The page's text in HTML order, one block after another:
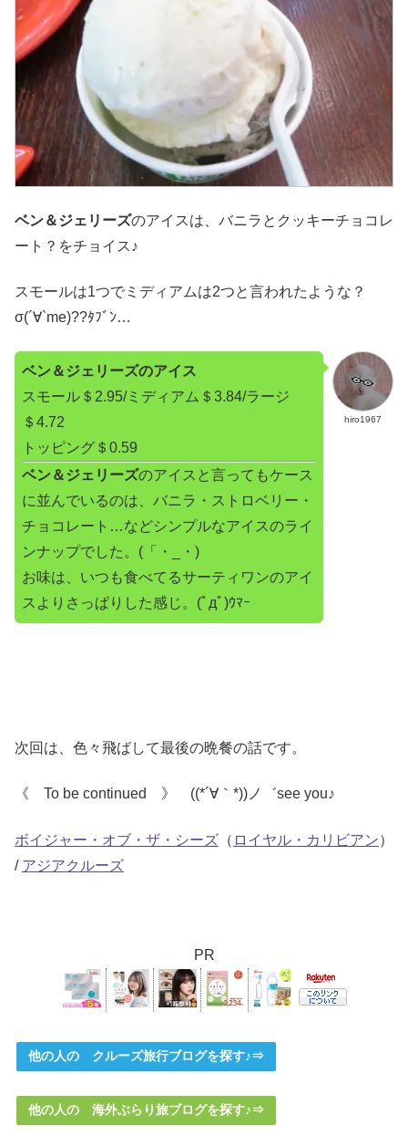
ベン＆ジェリーズのアイスは、バニラとクッキーチョコレ
ート？をチョイス♪
スモールは1つでミディアムは2つと言われたような？
σ(´∀`me)??ﾀﾌﾞﾝ…
hiro1967
ベン＆ジェリーズのアイス
スモール＄2.95/ミディアム＄3.84/ラージ
＄4.72
トッピング＄0.59
ベン＆ジェリーズのアイスと言ってもケース
に並んでいるのは、バニラ・ストロベリー・
チョコレート…などシンプルなアイスのライ
ンナップでした。(「・_・)
お味は、いつも食べてるサーティワンのアイ
スよりさっぱりした感じ。(ﾟдﾟ)ｳﾏｰ
次回は、色々飛ばして最後の晩餐の話です。
《 To be continued 》 ((*´∀｀*))ノ゛see you♪
ボイジャー・オブ・ザ・シーズ （ ロイヤル・カリビアン）
/ アジアクルーズ
PR
他の人の クルーズ旅行ブログを探す♪⇒
他の人の 海外ぶらり旅ブログを探す♪⇒